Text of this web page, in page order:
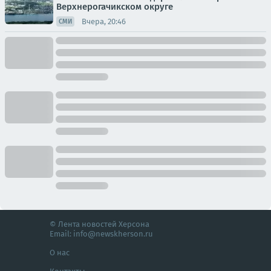
Верхнерогачикском округе
СМИ Вчера, 20:46
© Лента новостей Херсона
Email: info@newskherson.ru
О нас